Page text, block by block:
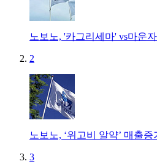
노보노, '카그리세마' vs마운
2
노보노, ‘위고비 알약’ 매출
3